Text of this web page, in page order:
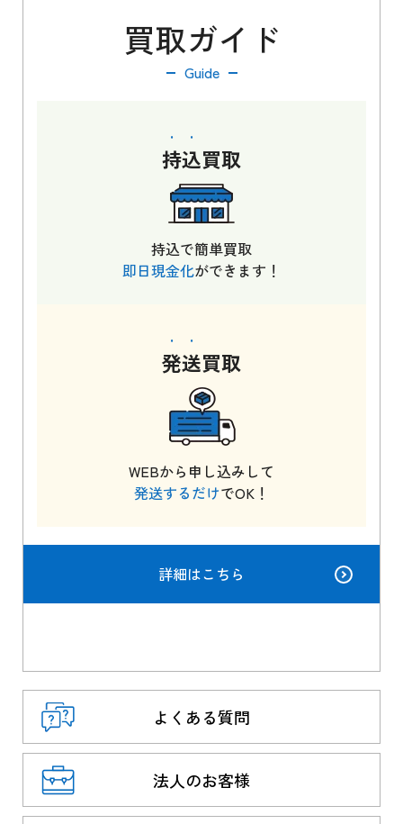
買取ガイド
Guide
持込買取
持込で簡単買取
即日現金化ができます！
発送買取
WEBから申し込みして
発送するだけでOK！
詳細はこちら
よくある質問
法人のお客様